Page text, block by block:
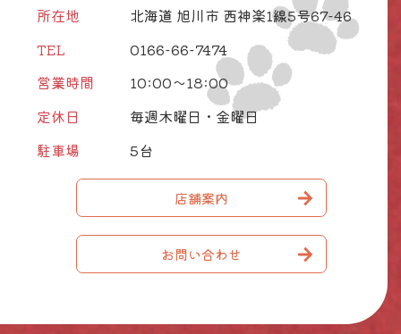
所在地
北海道 旭川市 西神楽1線5号67-46
TEL
0166-66-7474
営業時間
10:00～18:00
定休日
毎週木曜日・金曜日
駐車場
5台
店舗案内
お問い合わせ